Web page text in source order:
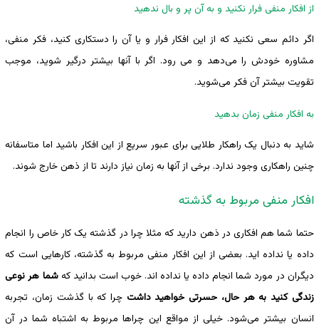
از افکار منفی فرار نکنید و به آن پر و بال ندهید
اگر دائم سعی نکنید که از این افکار فرار و یا آن را دستکاری کنید، فکر منفی،
مشاوره خودش را می‌دهد و می رود. اگر با آنها بیشتر درگیر شوید، موجب
تقویت بیشتر آن فکر می‌شوید.
به افکار منفی زمان بدهید
شاید به دنبال یک راهکار طلایی برای عبور سریع از این افکار باشید اما متاسفانه
چنین راهکاری وجود ندارد. برخی از آنها به زمان نیاز دارند تا از ذهن خارج شوند.
افکار منفی مربوط به گذشته
حتما شما هم افکاری در ذهن دارید که مثلا چرا در گذشته یک کار خاص را انجام
داده یا نداده اید. بعضی از این افکار منفی مربوط به گذشته، کارهایی است که
دیگران در مورد شما انجام داده یا نداده اند. خوب است بدانید کهشما هر نوعی
زندگی کنید به هر حال، حسرتی خواهید داشت چرا که با گذشت زمان، تجربه
انسان بیشتر می‌شود. خیلی از مواقع این چراها مربوط به اشتباه شما در آن